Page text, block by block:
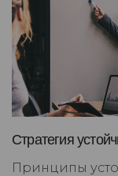
Стратегия
Принципы